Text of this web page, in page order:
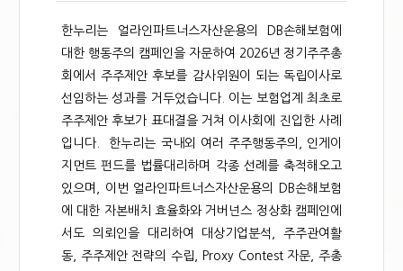
한누리는 얼라인파트너스자산운용의 DB손해보험에
대한 행동주의 캠페인을 자문하여 2026년 정기주주총
회에서 주주제안 후보를 감사위원이 되는 독립이사로
선임하는 성과를 거두었습니다. 이는 보험업계 최초로
주주제안 후보가 표대결을 거쳐 이사회에 진입한 사례
입니다. 한누리는 국내외 여러 주주행동주의, 인게이
지먼트 펀드를 법률대리하며 각종 선례를 축적해오고
있으며, 이번 얼라인파트너스자산운용의 DB손해보험
에 대한 자본배치 효율화와 거버넌스 정상화 캠페인에
서도 의뢰인을 대리하여 대상기업분석, 주주관여활
동, 주주제안 전략의 수립, Proxy Contest 자문, 주총